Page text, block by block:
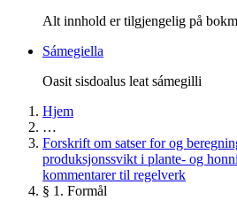
Alt innhold er tilgjengelig på
Sámegiella
Oasit sisdoalus leat sámegilli
Hjem
…
Forskrift om satser for og
produksjonssvikt i plante- og
kommentarer til regelverk
§ 1. Formål